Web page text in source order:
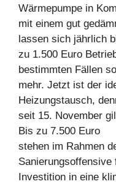
Wärmepumpe in
mit einem gut
lassen sich jährlich
zu 1.500 Euro
bestimmten Fällen
mehr. Jetzt ist der
Heizungstausch,
seit 15. November
Bis zu 7.500 Euro
stehen im Rahmen
Sanierungsoffensive
Investition in eine